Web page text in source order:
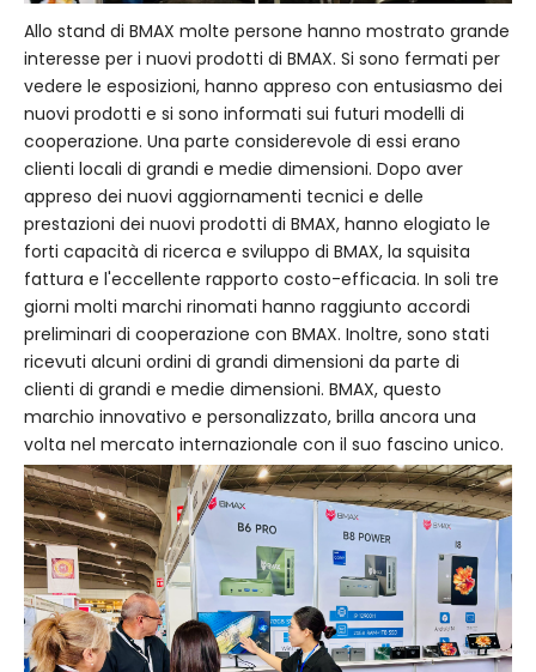
Allo stand di BMAX molte persone hanno mostrato grande
interesse per i nuovi prodotti di BMAX. Si sono fermati per
vedere le esposizioni, hanno appreso con entusiasmo dei
nuovi prodotti e si sono informati sui futuri modelli di
cooperazione. Una parte considerevole di essi erano
clienti locali di grandi e medie dimensioni. Dopo aver
appreso dei nuovi aggiornamenti tecnici e delle
prestazioni dei nuovi prodotti di BMAX, hanno elogiato le
forti capacità di ricerca e sviluppo di BMAX, la squisita
fattura e l'eccellente rapporto costo-efficacia. In soli tre
giorni molti marchi rinomati hanno raggiunto accordi
preliminari di cooperazione con BMAX. Inoltre, sono stati
ricevuti alcuni ordini di grandi dimensioni da parte di
clienti di grandi e medie dimensioni. BMAX, questo
marchio innovativo e personalizzato, brilla ancora una
volta nel mercato internazionale con il suo fascino unico.